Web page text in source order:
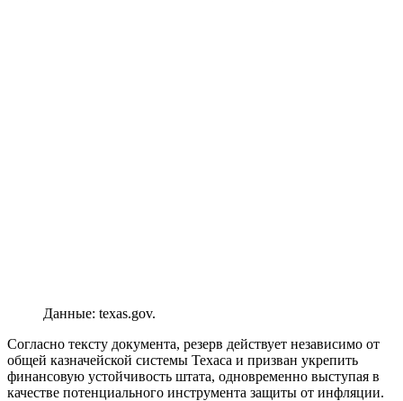
Данные: texas.gov.
Согласно тексту документа, резерв действует независимо от
общей казначейской системы Техаса и призван укрепить
финансовую устойчивость штата, одновременно выступая в
качестве потенциального инструмента защиты от инфляции.